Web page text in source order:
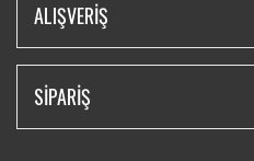
ALIŞVERİŞ
SİPARİŞ